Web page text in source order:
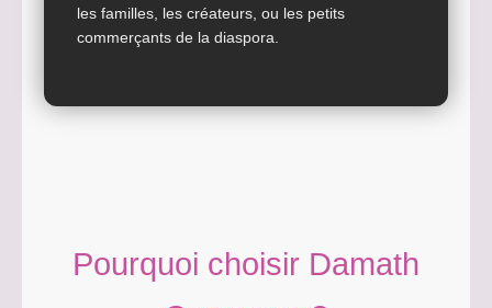
les familles, les créateurs, ou les petits
commerçants de la diaspora.
Pourquoi choisir Damath